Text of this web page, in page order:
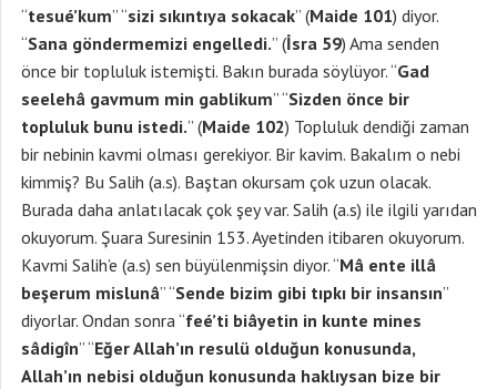
“tesué’kum” “sizi sıkıntıya sokacak” (Maide 101) diyor.
“Sana göndermemizi engelledi.” (İsra 59) Ama senden
önce bir topluluk istemişti. Bakın burada söylüyor. “Gad
seelehâ gavmum min gablikum” “Sizden önce bir
topluluk bunu istedi.” (Maide 102) Topluluk dendiği zaman
bir nebinin kavmi olması gerekiyor. Bir kavim. Bakalım o nebi
kimmiş? Bu Salih (a.s). Baştan okursam çok uzun olacak.
Burada daha anlatılacak çok şey var. Salih (a.s) ile ilgili yarıdan
okuyorum. Şuara Suresinin 153. Ayetinden itibaren okuyorum.
Kavmi Salih’e (a.s) sen büyülenmişsin diyor. “Mâ ente illâ
beşerum mislunâ” “Sende bizim gibi tıpkı bir insansın”
diyorlar. Ondan sonra “feé’ti biâyetin in kunte mines
sâdigîn” “Eğer Allah’ın resulü olduğun konusunda,
Allah’ın nebisi olduğun konusunda haklıysan bize bir